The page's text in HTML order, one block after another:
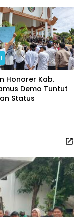
Honorer Kab.
Demo Tuntut
Status